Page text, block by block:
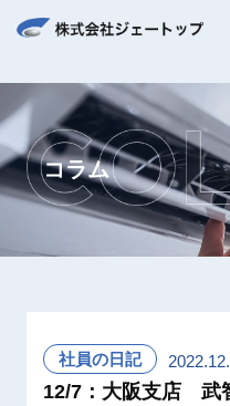
コラム
社員の日記
12/7：大阪支店 武